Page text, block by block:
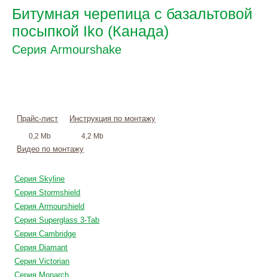
Битумная черепица с базальтовой
посыпкой Iko (Канада)
Серия Armourshake
Прайс-лист
0,2 Mb
Инструкция по монтажу
4,2 Mb
Видео по монтажу
Серия Skyline
Серия Stormshield
Серия Armourshield
Серия Superglass 3-Tab
Серия Cambridge
Серия Diamant
Cерия Victorian
Серия Monarch